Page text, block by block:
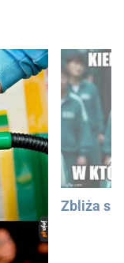
Zbliża się